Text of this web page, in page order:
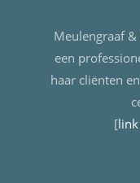
Meulengraaf
een
haar cliënten
[link